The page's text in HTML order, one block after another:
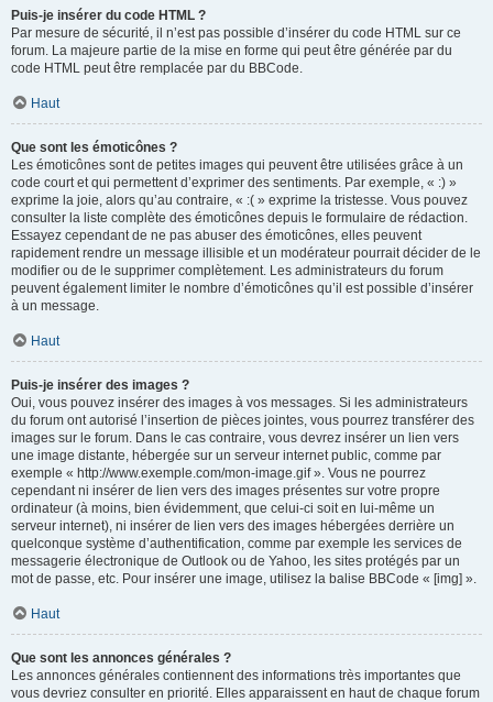
Puis-je insérer du code HTML ?
Par mesure de sécurité, il n’est pas possible d’insérer du code HTML sur ce
forum. La majeure partie de la mise en forme qui peut être générée par du
code HTML peut être remplacée par du BBCode.
Haut
Que sont les émoticônes ?
Les émoticônes sont de petites images qui peuvent être utilisées grâce à un
code court et qui permettent d’exprimer des sentiments. Par exemple, « :) »
exprime la joie, alors qu’au contraire, « :( » exprime la tristesse. Vous pouvez
consulter la liste complète des émoticônes depuis le formulaire de rédaction.
Essayez cependant de ne pas abuser des émoticônes, elles peuvent
rapidement rendre un message illisible et un modérateur pourrait décider de le
modifier ou de le supprimer complètement. Les administrateurs du forum
peuvent également limiter le nombre d’émoticônes qu’il est possible d’insérer
à un message.
Haut
Puis-je insérer des images ?
Oui, vous pouvez insérer des images à vos messages. Si les administrateurs
du forum ont autorisé l’insertion de pièces jointes, vous pourrez transférer des
images sur le forum. Dans le cas contraire, vous devrez insérer un lien vers
une image distante, hébergée sur un serveur internet public, comme par
exemple « http://www.exemple.com/mon-image.gif ». Vous ne pourrez
cependant ni insérer de lien vers des images présentes sur votre propre
ordinateur (à moins, bien évidemment, que celui-ci soit en lui-même un
serveur internet), ni insérer de lien vers des images hébergées derrière un
quelconque système d’authentification, comme par exemple les services de
messagerie électronique de Outlook ou de Yahoo, les sites protégés par un
mot de passe, etc. Pour insérer une image, utilisez la balise BBCode « [img] ».
Haut
Que sont les annonces générales ?
Les annonces générales contiennent des informations très importantes que
vous devriez consulter en priorité. Elles apparaissent en haut de chaque forum